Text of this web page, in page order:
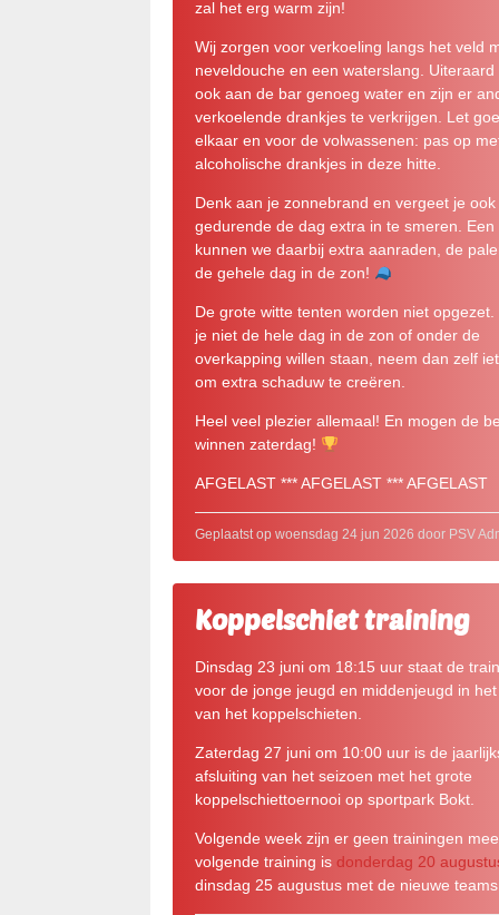
zal het erg warm zijn!
Wij zorgen voor verkoeling langs het veld
neveldouche en een waterslang. Uiteraard
ook aan de bar genoeg water en zijn er
verkoelende drankjes te verkrijgen. Let
elkaar en voor de volwassenen: pas op
alcoholische drankjes in deze hitte.
Denk aan je zonnebrand en vergeet je ook
gedurende de dag extra in te smeren. Een
kunnen we daarbij extra aanraden, de
de gehele dag in de zon!
De grote witte tenten worden niet opgezet.
je niet de hele dag in de zon of onder de
overkapping willen staan, neem dan zelf
om extra schaduw te creëren.
Heel veel plezier allemaal! En mogen de
winnen zaterdag!
AFGELAST *** AFGELAST *** AFGELAST
Geplaatst op woensdag 24 jun 2026 door PSV
Koppelschiet training
Dinsdag 23 juni om 18:15 uur staat de
voor de jonge jeugd en middenjeugd in
van het koppelschieten.
Zaterdag 27 juni om 10:00 uur is de
afsluiting van het seizoen met het grote
koppelschiettoernooi op sportpark Bokt.
Volgende week zijn er geen trainingen
volgende training is donderdag 20
dinsdag 25 augustus met de nieuwe